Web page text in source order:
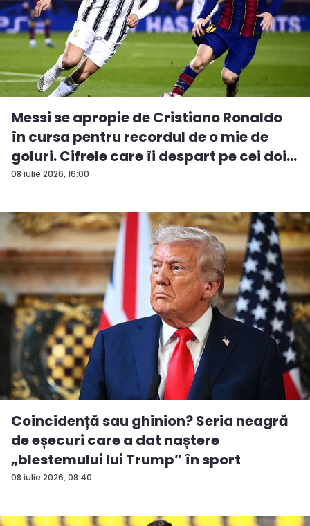
08 iulie 2026, 16:00
Messi se apropie de Cristiano Ronaldo
în cursa pentru recordul de o mie de
goluri. Cifrele care îi despart pe cei doi...
08 iulie 2026, 08:40
Coincidență sau ghinion? Seria neagră
de eșecuri care a dat naștere
„blestemului lui Trump” în sport